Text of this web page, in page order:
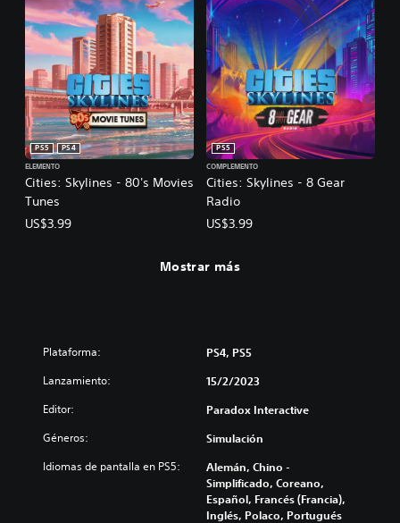
Cities: Skylines - 80's Movies
Tunes
PS5
PS4
ELEMENTO
US$3.99
Cities: Skylines - 8 Gear
Radio
PS5
COMPLEMENTO
US$3.99
Mostrar más
Plataforma: PS4, PS5
Lanzamiento: 15/2/2023
Editor: Paradox Interactive
Géneros: Simulación
Idiomas de pantalla en PS5:
Alemán, Chino -
Simplificado, Coreano,
Español, Francés (Francia),
Inglés, Polaco, Portugués